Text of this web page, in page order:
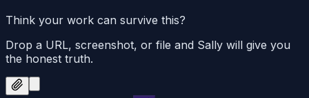
Think your work can survive this?
Drop a URL, screenshot, or file and Sally will give you
the honest truth.